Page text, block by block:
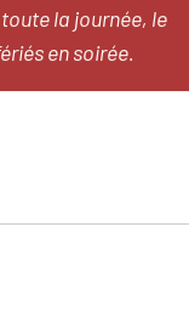
la journée, le
en soirée.